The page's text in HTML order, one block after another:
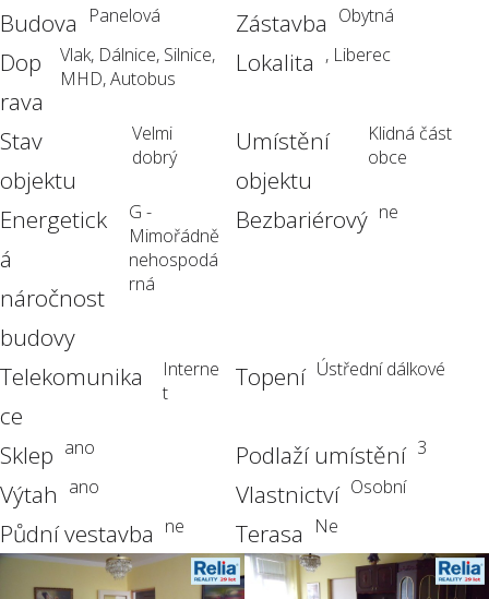
Budova Panelová Zástavba Obytná
Dop
rava
Vlak, Dálnice, Silnice,
MHD, Autobus
Lokalita , Liberec
Stav
objektu
Velmi
dobrý
Umístění
objektu
Klidná část
obce
Energetick
á
náročnost
budovy
G -
Mimořádně
nehospodá
rná
Bezbariérový ne
Telekomunika
ce
Interne
t
Topení Ústřední dálkové
Sklep ano Podlaží umístění 3
Výtah ano Vlastnictví Osobní
Půdní vestavba ne Terasa Ne